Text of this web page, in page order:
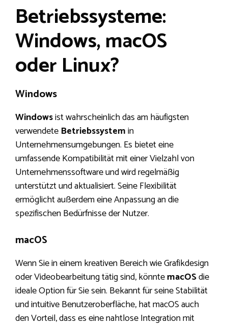
Betriebssysteme:
Windows, macOS
oder Linux?
Windows
Windowsist wahrscheinlich das am häufigsten
verwendete Betriebssystemin
Unternehmensumgebungen. Es bietet eine
umfassende Kompatibilität mit einer Vielzahl von
Unternehmenssoftware und wird regelmäßig
unterstützt und aktualisiert. Seine Flexibilität
ermöglicht außerdem eine Anpassung an die
spezifischen Bedürfnisse der Nutzer.
macOS
Wenn Sie in einem kreativen Bereich wie Grafikdesign
oder Videobearbeitung tätig sind, könntemacOSdie
ideale Option für Sie sein. Bekannt für seine Stabilität
und intuitive Benutzeroberfläche, hat macOS auch
den Vorteil, dass es eine nahtlose Integration mit